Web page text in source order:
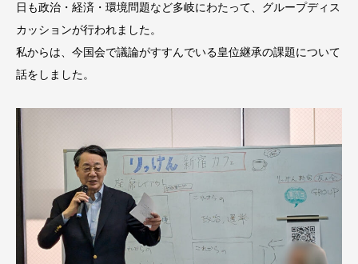
日も政治・経済・環境問題など多岐にわたって、グループディス
カッションが行われました。
私からは、今国会で議論がすすんでいる皇位継承の課題について
話をしました。